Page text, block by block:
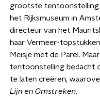
grootste tentoonstelling
het Rijksmuseum in
directeur van het
haar Vermeer-
Meisje met de Parel.
tentoonstelling bedacht
te laten creëren,
Lijn en Omstreken.